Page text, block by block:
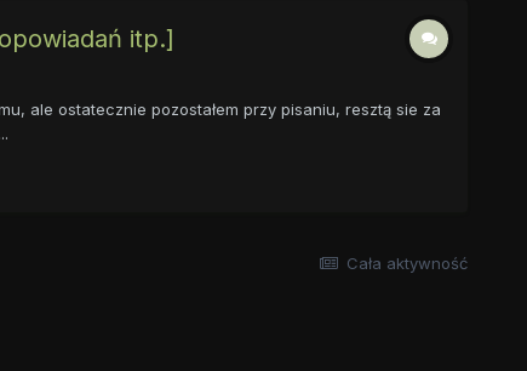
itp.]
ale ostatecznie pozostałem przy pisaniu, resztą sie za
Cała aktywność